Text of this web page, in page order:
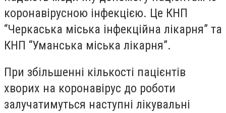
коронавірусною інфекцією. Це КНП
“Черкаська міська інфекційна лікарня” та
КНП “Уманська міська лікарня”.
При збільшенні кількості пацієнтів
хворих на коронавірус до роботи
залучатимуться наступні лікувальні